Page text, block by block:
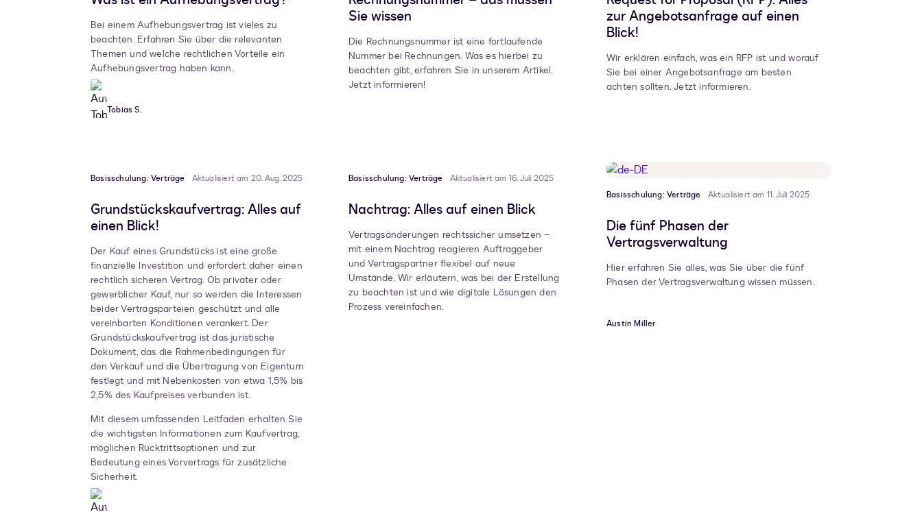
Bei einem Aufhebungsvertrag ist vieles zu
beachten. Erfahren Sie über die relevanten
Themen und welche rechtlichen Vorteile ein
Aufhebungsvertrag haben kann.
Tobias S.
Sie wissen
Die Rechnungsnummer ist eine fortlaufende
Nummer bei Rechnungen. Was es hierbei zu
beachten gibt, erfahren Sie in unserem Artikel.
Jetzt informieren!
zur Angebotsanfrage auf einen
Blick!
Wir erklären einfach, was ein RFP ist und worauf
Sie bei einer Angebotsanfrage am besten
achten sollten. Jetzt informieren.
Basisschulung: Verträge Aktualisiert am 20. Aug. 2025
Grundstückskaufvertrag: Alles auf
einen Blick!
Der Kauf eines Grundstücks ist eine große
finanzielle Investition und erfordert daher einen
rechtlich sicheren Vertrag. Ob privater oder
gewerblicher Kauf, nur so werden die Interessen
beider Vertragsparteien geschützt und alle
vereinbarten Konditionen verankert. Der
Grundstückskaufvertrag ist das juristische
Dokument, das die Rahmenbedingungen für
den Verkauf und die Übertragung von Eigentum
festlegt und mit Nebenkosten von etwa 1,5% bis
2,5% des Kaufpreises verbunden ist.
Mit diesem umfassenden Leitfaden erhalten Sie
die wichtigsten Informationen zum Kaufvertrag,
möglichen Rücktrittsoptionen und zur
Bedeutung eines Vorvertrags für zusätzliche
Sicherheit.
Basisschulung: Verträge Aktualisiert am 16. Juli 2025
Nachtrag: Alles auf einen Blick
Vertragsänderungen rechtssicher umsetzen –
mit einem Nachtrag reagieren Auftraggeber
und Vertragspartner flexibel auf neue
Umstände. Wir erläutern, was bei der Erstellung
zu beachten ist und wie digitale Lösungen den
Prozess vereinfachen.
Basisschulung: Verträge Aktualisiert am 11. Juli 2025
Die fünf Phasen der
Vertragsverwaltung
Hier erfahren Sie alles, was Sie über die fünf
Phasen der Vertragsverwaltung wissen müssen.
Austin Miller